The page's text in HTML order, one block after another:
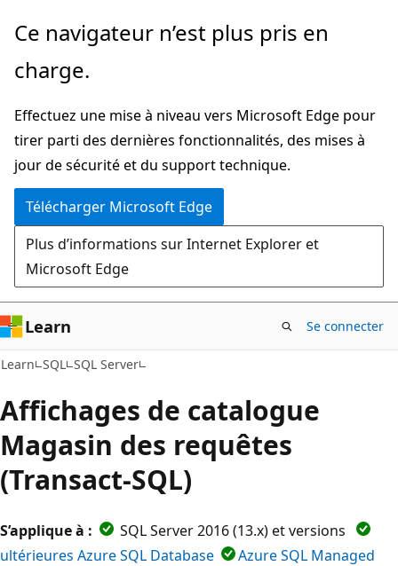
Passer
directement
au
principal
Ce navigateur n’est plus pris en
charge.
Effectuez une mise à niveau vers Microsoft Edge pour
tirer parti des dernières fonctionnalités, des mises à
jour de sécurité et du support technique.
Télécharger Microsoft Edge
Plus d’informations sur Internet Explorer et
Microsoft Edge
Learn Se connecter
Learn SQL SQL Server
Affichages de catalogue
Magasin des requêtes
(Transact-SQL)
S’applique à :
SQL Server 2016 (13.x) et versions
ultérieures Azure SQL Database
Azure SQL Managed